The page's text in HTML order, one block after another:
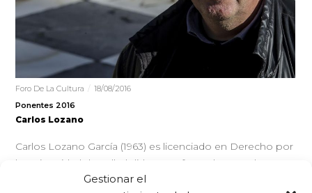
Gestionar el
Foro De La Cultura
18/08/2016
Ponentes 2016
Carlos Lozano
Carlos Lozano García (1963) es licenciado en Derecho por
la Universidad de Valladolid. Es profesor de Derecho
Constiucional desde 1989…